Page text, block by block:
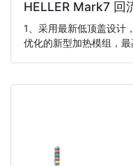
HELLER Mark7 回
1、采用最新低顶盖设计
优化的新型加热模组，最